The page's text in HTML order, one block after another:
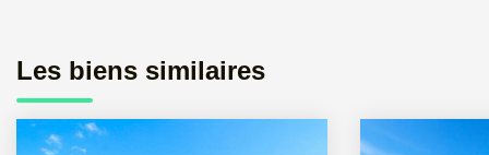
Les biens similaires
Exclusif